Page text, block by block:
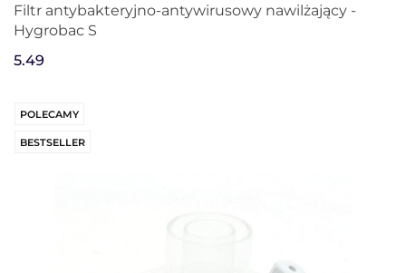
Filtr antybakteryjno-antywirusowy nawilżający -
Hygrobac S
5.49
POLECAMY
BESTSELLER